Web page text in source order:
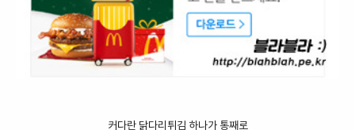
커다란 닭다리튀김 하나가 통째로